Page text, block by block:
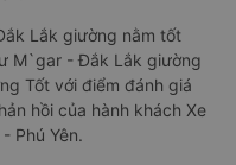
Lắk giường nằm tốt
M`gar - Đắk Lắk giường
Tốt với điểm đánh giá
hồi của hành khách Xe
Phú Yên.